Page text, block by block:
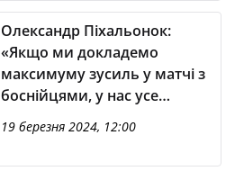
Олександр Піхальонок:
«Якщо ми докладемо
максимуму зусиль у матчі з
боснійцями, у нас усе
повинно вийти»
19 березня 2024, 12:00